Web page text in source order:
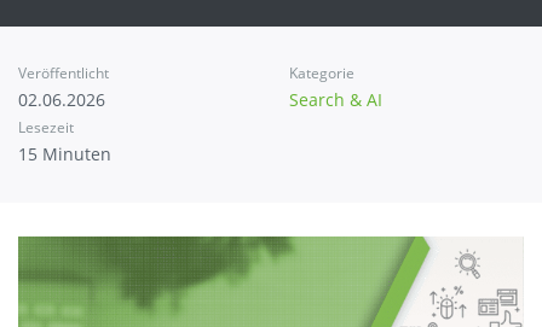
Veröffentlicht
02.06.2026
Kategorie
Search & AI
Lesezeit
15 Minuten